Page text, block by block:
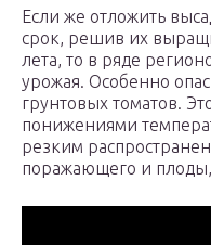
Если же отложить
срок, решив их
лета, то в ряде
урожая. Особенно
грунтовых томатов.
понижениями
резким
поражающего и